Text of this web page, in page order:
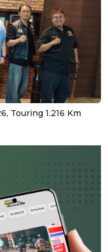
Touring 1.216 Km